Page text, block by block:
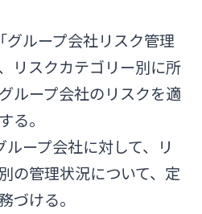
グループ会社リスク管理
リスクカテゴリー別に所
ループ会社のリスクを適
る。
ループ会社に対して、リ
の管理状況について、定
づける。